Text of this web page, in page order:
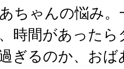
ちゃんの悩み
時間があった
ぎるのか、お